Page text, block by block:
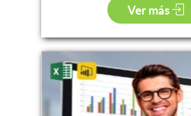
Ver más